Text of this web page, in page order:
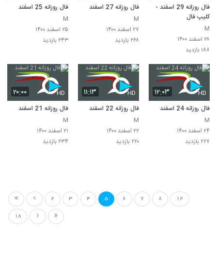
فال روزانه 29 اسفند -
کلیپ فال
M
۲۸ اسفند ۱۴۰۰
۱۸۸ بازدید
فال روزانه 27 اسفند
M
۲۷ اسفند ۱۴۰۰
۲۶۸ بازدید
فال روزانه 25 اسفند
M
۲۵ اسفند ۱۴۰۰
۲۴۳ بازدید
۱۲:۰۳ HD
فال روزانه 24 اسفند
M
۲۴ اسفند ۱۴۰۰
۲۲۷ بازدید
۱۱:۱۳ HD
فال روزانه 22 اسفند
M
۲۲ اسفند ۱۴۰۰
۲۲۰ بازدید
۲۰:۰۰ HD
فال روزانه 21 اسفند
M
۲۱ اسفند ۱۴۰۰
۲۳۴ بازدید
2 3 4 5 6 7 8 12
18